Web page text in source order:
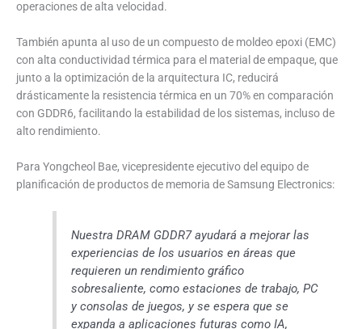
operaciones de alta velocidad.
También apunta al uso de un compuesto de moldeo epoxi (EMC)
con alta conductividad térmica para el material de empaque, que
junto a la optimización de la arquitectura IC, reducirá
drásticamente la resistencia térmica en un 70% en comparación
con GDDR6, facilitando la estabilidad de los sistemas, incluso de
alto rendimiento.
Para Yongcheol Bae, vicepresidente ejecutivo del equipo de
planificación de productos de memoria de Samsung Electronics:
Nuestra DRAM GDDR7 ayudará a mejorar las
experiencias de los usuarios en áreas que
requieren un rendimiento gráfico
sobresaliente, como estaciones de trabajo, PC
y consolas de juegos, y se espera que se
expanda a aplicaciones futuras como IA,